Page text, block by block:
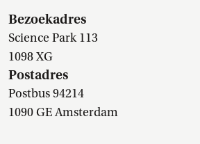
Bezoekadres
Science Park 113
1098 XG
Postadres
Postbus 94214
1090 GE Amsterdam